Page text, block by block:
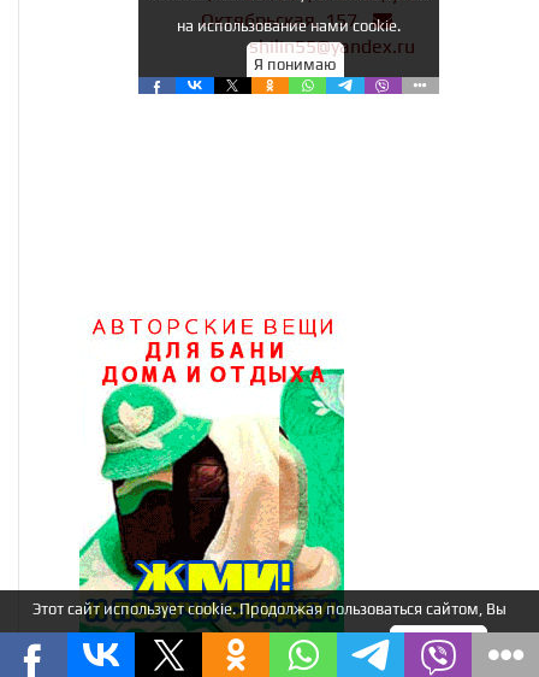
Этот сайт использует cookie. Продолжая пользоваться сайтом, Вы
соглашаетесь на использование нами cookie. Я понимаю